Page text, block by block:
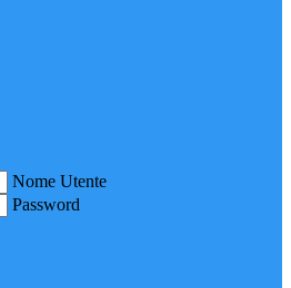
Nome Utente
Password